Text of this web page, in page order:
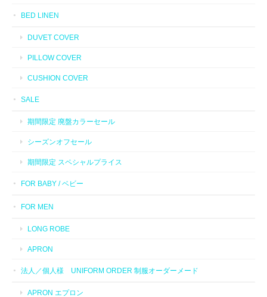
BED LINEN
DUVET COVER
PILLOW COVER
CUSHION COVER
SALE
期間限定 廃盤カラーセール
シーズンオフセール
期間限定 スペシャルプライス
FOR BABY / ベビー
FOR MEN
LONG ROBE
APRON
法人／個人様 UNIFORM ORDER 制服オーダーメード
APRON エプロン